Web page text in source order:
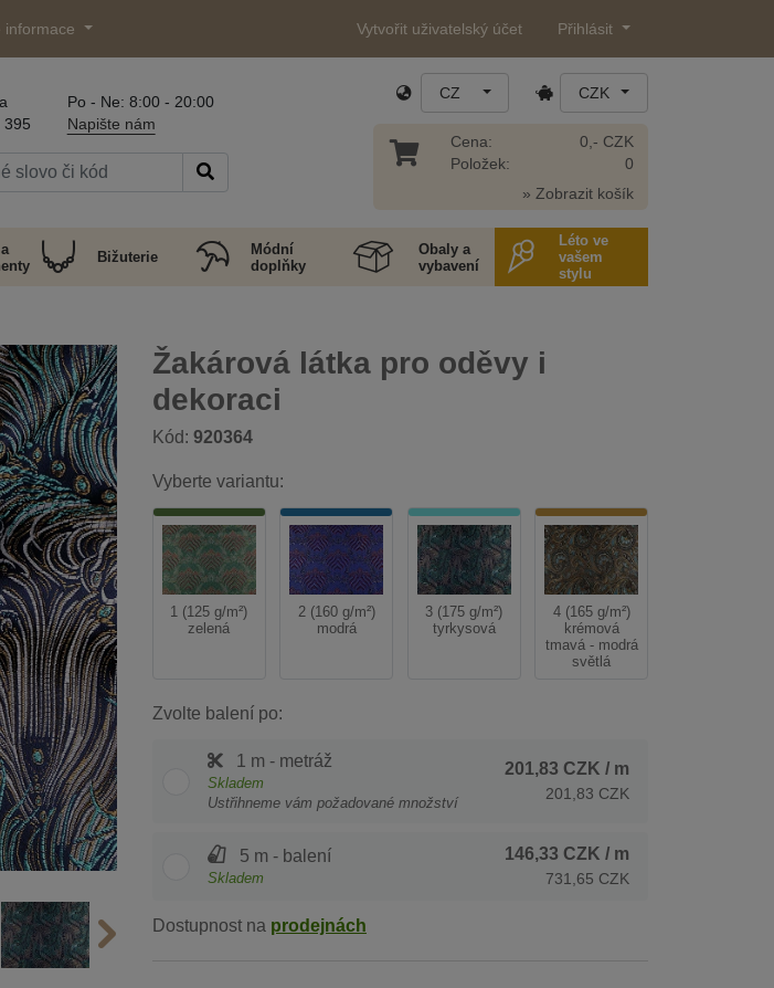
informace Vytvořit uživatelský účet Přihlásit
395
Po - Ne: 8:00 - 20:00
Napište nám
CZ CZK
Cena:
Položek:
0,- CZK
0
» Zobrazit košík
Bižuterie
Módní
doplňky
Obaly a
vybavení
Léto ve
vašem
stylu
Žakárová látka pro oděvy i
dekoraci
Kód: 920364
Vyberte variantu:
1 (125 g/m²)
zelená
2 (160 g/m²)
modrá
3 (175 g/m²)
tyrkysová
4 (165 g/m²)
krémová
tmavá - modrá
světlá
Zvolte balení po:
1 m - metráž
Skladem
Ustřihneme vám požadované množství
201,83 CZK / m
201,83 CZK
5 m - balení
Skladem
146,33 CZK / m
731,65 CZK
Dostupnost na prodejnách